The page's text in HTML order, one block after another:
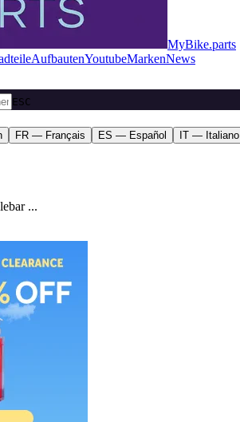
MyBike.parts
AufbautenYoutubeMarkenNews
ESC
FR — Français ES — Español IT — Italiano
...